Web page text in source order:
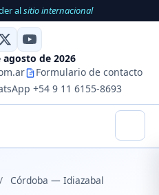
alsitio internacional
de 2026
Formulario de contacto
+54 9 11 6155-8693
/ Córdoba — Idiazabal